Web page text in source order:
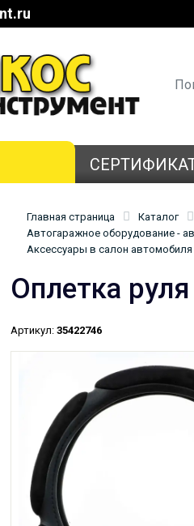
Главная страница Каталог
Автогаражное оборудование -
Аксессуары в салон автомобиля
Оплетка
Артикул: 35422746